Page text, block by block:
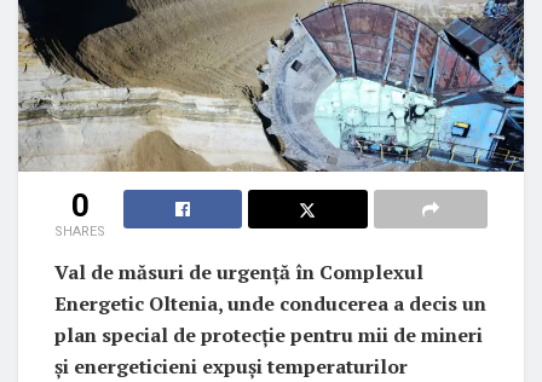
0
SHARES
Val de măsuri de urgență în Complexul
Energetic Oltenia, unde conducerea a decis un
plan special de protecție pentru mii de mineri
și energeticieni expuși temperaturilor